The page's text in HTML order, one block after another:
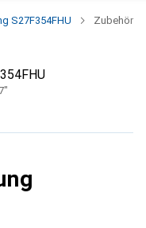
S27F354FHU Zubehör